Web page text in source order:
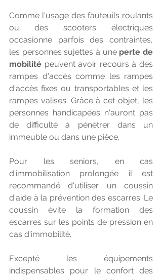
Comme l'usage des fauteuils roulants
ou des scooters électriques
occasionne parfois des contraintes,
les personnes sujettes à une perte de
mobilité peuvent avoir recours à des
rampes d'accès comme les rampes
d'accès fixes ou transportables et les
rampes valises. Grâce à cet objet, les
personnes handicapées n'auront pas
de difficulté à pénétrer dans un
immeuble ou dans une pièce.
Pour les seniors, en cas
d'immobilisation prolongée il est
recommandé d'utiliser un coussin
d'aide à la prévention des escarres. Le
coussin évite la formation des
escarres sur les points de pression en
cas d'immobilité.
Excepté les équipements
indispensables pour le confort des